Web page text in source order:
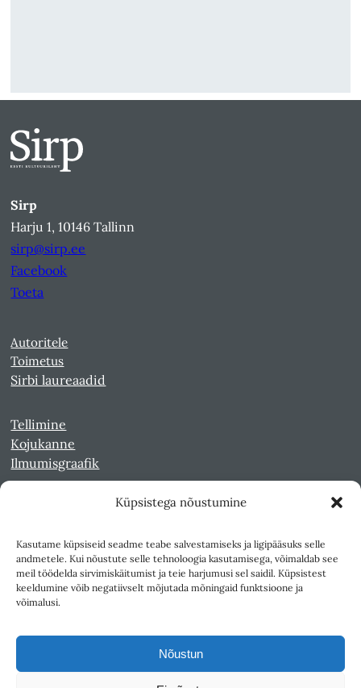
Küpsistega nõustumine
Kasutame küpsiseid seadme teabe salvestamiseks ja ligipääsuks selle
andmetele. Kui nõustute selle tehnoloogia kasutamisega, võimaldab see
meil töödelda sirvimiskäitumist ja teie harjumusi sel saidil. Küpsistest
keeldumine võib negatiivselt mõjutada mõningaid funktsioone ja
võimalusi.
Nõustun
Sirp
Harju 1, 10146 Tallinn
sirp@sirp.ee
Facebook
Toeta
Autoritele
Toimetus
Sirbi laureaadid
Tellimine
Kojukanne
Ilmumisgraafik
Kultuurileht 1994-1997
Reede 1989-1990
Sirp ja Vasar 1940-1989
Teksti- ja andmekaeve